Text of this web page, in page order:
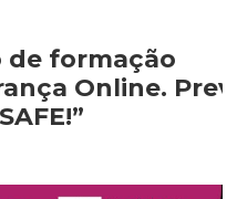
de formação
Online.